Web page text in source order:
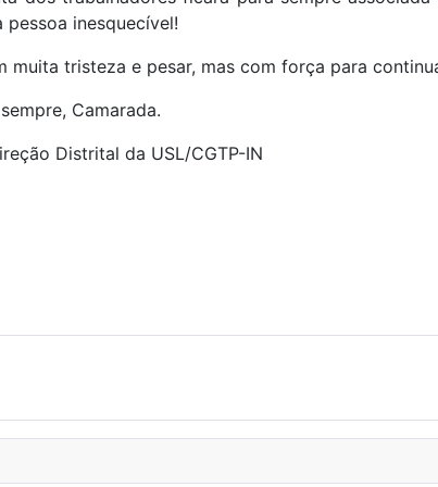
pessoa inesquecível!
muita tristeza e pesar, mas com força para
Camarada.
Distrital da USL/CGTP-IN
LUTA